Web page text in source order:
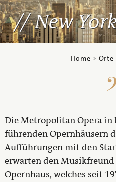
New
Home > Orte
Die Metropolitan Opera in
führenden Opernhäusern
Aufführungen mit den
erwarten den
Opernhaus, welches seit